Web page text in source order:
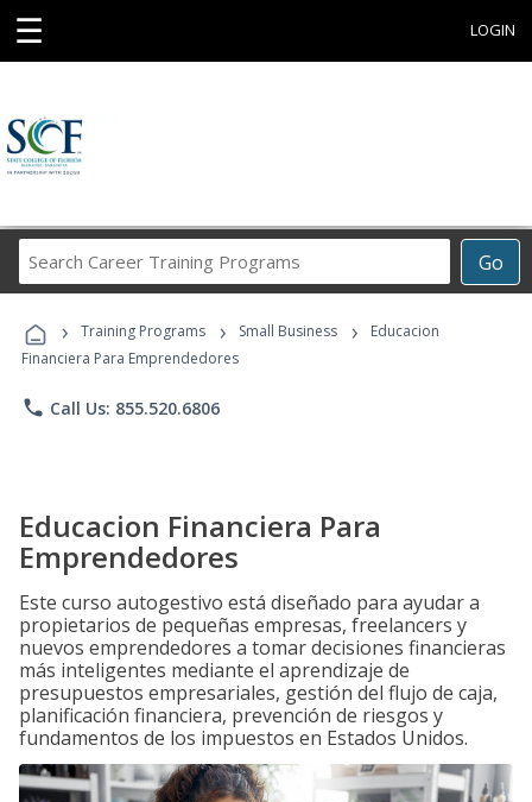
☰ LOGIN
Go
Career
Programs
› Training Programs › Small Business ›
Educacion
Financiera Para Emprendedores
phone Call Us: 855.520.6806
Educacion Financiera Para
Emprendedores
Este curso autogestivo está diseñado para ayudar a
propietarios de pequeñas empresas, freelancers y
nuevos emprendedores a tomar decisiones financieras
más inteligentes mediante el aprendizaje de
presupuestos empresariales, gestión del flujo de caja,
planificación financiera, prevención de riesgos y
fundamentos de los impuestos en Estados Unidos.